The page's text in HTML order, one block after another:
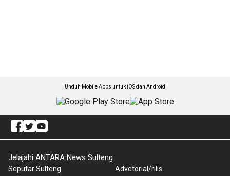
Unduh Mobile Apps untuk iOS dan Android
Jelajahi ANTARA News Sulteng
Seputar Sulteng Advetorial/rilis